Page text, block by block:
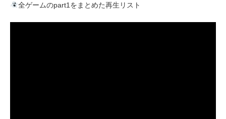
全ゲームのpart1をまとめた再生リスト